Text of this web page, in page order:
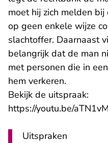
moet hij zich melden bij
op geen enkele wijze
slachtoffer. Daarnaast
belangrijk dat de man
met personen die in
hem verkeren.
Bekijk de uitspraak:
https://youtu.be/
Uitspraken